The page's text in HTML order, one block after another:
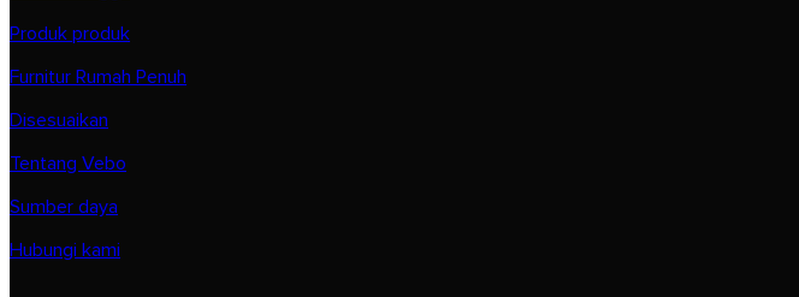
Produk produk
Furnitur Rumah Penuh
Disesuaikan
Tentang Vebo
Sumber daya
Hubungi kami